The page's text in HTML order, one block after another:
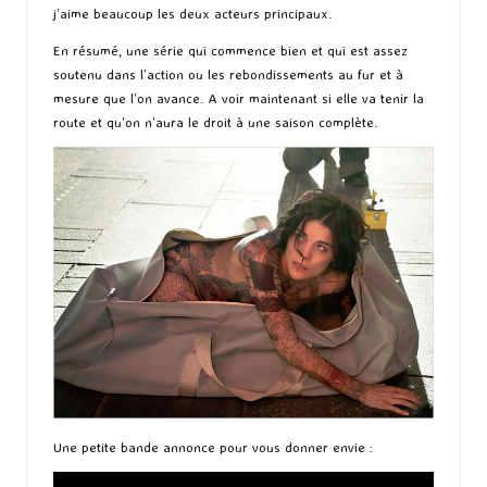
j’aime beaucoup les deux acteurs principaux.
En résumé, une série qui commence bien et qui est assez
soutenu dans l’action ou les rebondissements au fur et à
mesure que l’on avance. A voir maintenant si elle va tenir la
route et qu’on n’aura le droit à une saison complète.
Une petite bande annonce pour vous donner envie :